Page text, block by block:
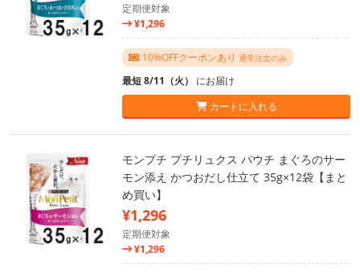
定期便対象
¥1,296
10%OFFクーポンあり 通常注文のみ
最短 8/11（火） にお届け
カートに入れる
モンプチ プチリュクス パウチ まぐろのサー
モン添え かつおだし仕立て 35g×12袋【まと
め買い】
¥1,296
定期便対象
¥1,296